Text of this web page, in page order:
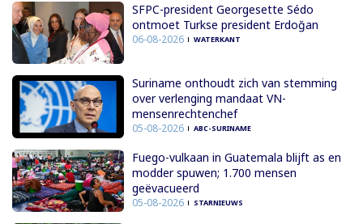
SFPC-president Georgesette Sédo
ontmoet Turkse president Erdoğan
06-08-2026 WATERKANT
Suriname onthoudt zich van stemming
over verlenging mandaat VN-
mensenrechtenchef
05-08-2026 ABC-SURINAME
Fuego-vulkaan in Guatemala blijft as en
modder spuwen; 1.700 mensen
geëvacueerd
05-08-2026 STARNIEUWS